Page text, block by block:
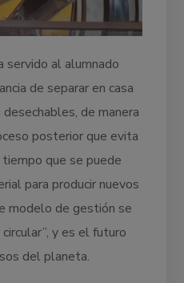
servido al alumnado
de separar en casa
de manera
posterior que evita
que se puede
para producir nuevos
modelo de gestión se
y es el futuro
del planeta.